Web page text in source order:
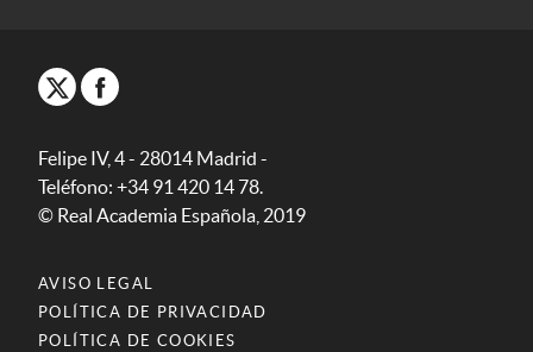
Felipe IV, 4 - 28014 Madrid -
Teléfono: +34 91 420 14 78.
© Real Academia Española, 2019
AVISO LEGAL
POLÍTICA DE PRIVACIDAD
POLÍTICA DE COOKIES